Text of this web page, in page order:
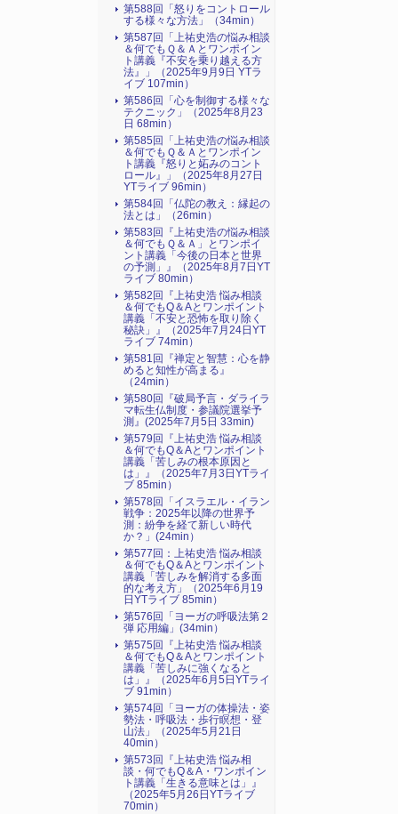
第588回「怒りをコントロール
する様々な方法」（34min）
第587回「上祐史浩の悩み相談
＆何でもＱ＆Ａとワンポイン
ト講義『不安を乗り越える方
法』​」（2025年9月9日 YTラ
イブ 107min）
第586回「心を制御する様々な
テクニック」（2025年8月23
日 68min）
第585回「上祐史浩の悩み相談
＆何でもＱ＆Ａとワンポイン
ト講義『怒りと妬みのコント
ロール』​」（2025年8月27日
YTライブ 96min）
第584回「仏陀の教え：縁起の
法とは」（26min）
第583回『上祐史浩の悩み相談
＆何でもＱ＆Ａ」とワンポイ
ント講義「今後の日本と世界
の予測」』（2025年8月7日YT
ライブ 80min）
第582回『上祐史浩 悩み相談
＆何でもQ＆Aとワンポイント
講義「不安と恐怖を取り除く
秘訣」』（2025年7月24日YT
ライブ 74min）
第581回『禅定と智慧：心を静
めると知性が高まる』
（24min）
第580回『破局予言・ダライラ
マ転生仏制度・参議院選挙予
測』(2025年7月5日 33min)
第579回『上祐史浩 悩み相談
＆何でもQ＆Aとワンポイント
講義「苦しみの根本原因と
は」』（2025年7月3日YTライ
ブ 85min）
第578回「イスラエル・イラン
戦争：2025年以降の世界予
測：紛争を経て新しい時代
か？」(24min）
第577回：上祐史浩 悩み相談
＆何でもQ＆Aとワンポイント
講義「苦しみを解消する多面
的な考え方」（2025年6月19
日YTライブ 85min）
第576回「ヨーガの呼吸法第２
弾 応用編」(34min）
第575回『上祐史浩 悩み相談
＆何でもQ＆Aとワンポイント
講義「苦しみに強くなると
は」』（2025年6月5日YTライ
ブ 91min）
第574回「ヨーガの体操法・姿
勢法・呼吸法・歩行瞑想・登
山法」（2025年5月21日
40min）
第573回『上祐史浩 悩み相
談・何でもQ＆A・ワンポイン
ト講義「生きる意味とは」』
（2025年5月26日YTライブ
70min）